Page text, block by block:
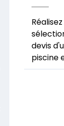
devis
piscine